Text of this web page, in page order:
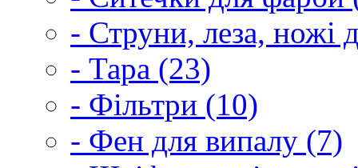
- Струни, леза, ножі
- Тара (23)
- Фільтри (10)
- Фен для випалу (7)